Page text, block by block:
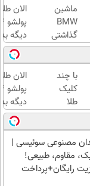
ماشین
BMW
گذاشتی
برای
فروش
؟ اینجا
سریع و
راحت
بفروش
الان
دیگه
طلا با
بی‌بهره
با چند
کلیک
طلا
بخرید...
(ثبت‌نام
کن |
خرید
کن |
الان
دیگه
طلا با
بی‌بهره
مصنوعی سوئیسی |
مقاوم، طبیعی!
رایگان+پرداخت